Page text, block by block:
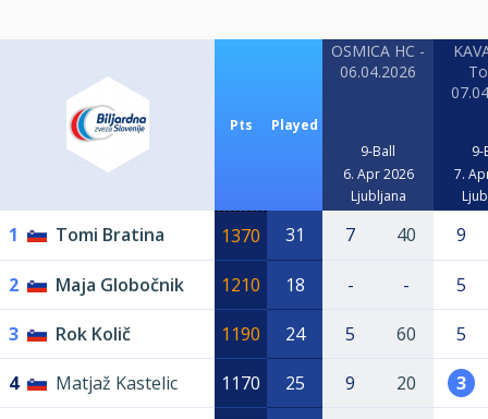
Pts Played
OSMICA HC -
06.04.2026
9-Ball
6. Apr 2026
Ljubljana
9-
7.
1 Tomi Bratina 1370 31 7 40 9
2 Maja Globočnik 1210 18 - - 5
3 Rok Količ 1190 24 5 60 5
4 Matjaž Kastelic 1170 25 9 20 3